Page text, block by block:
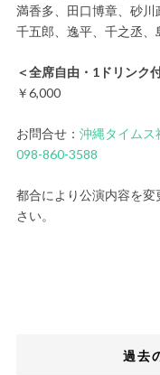
満香多、田口博章、砂川
千五郎、逸平、千之丞、
＜全席自由・1ドリンク
￥6,000
お問合せ： 沖縄タイムス
098-860-3588
都合により公演内容を
さい。
過去